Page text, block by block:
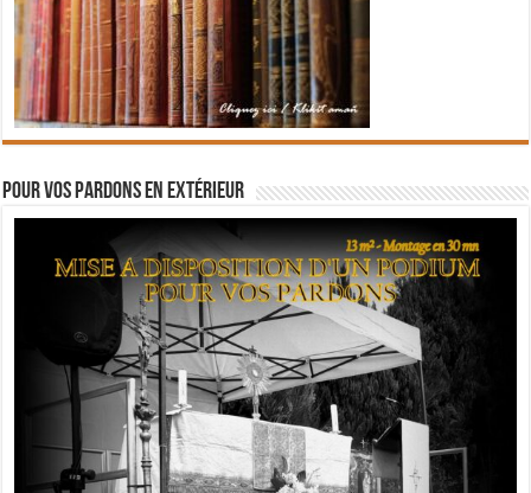
Pour vos pardons en extérieur